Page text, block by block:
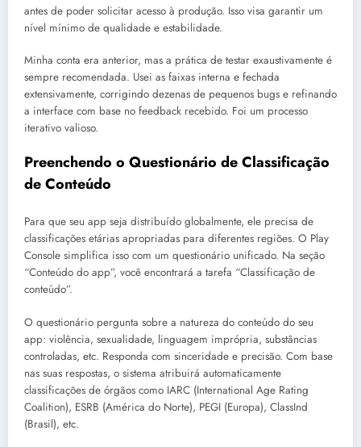
antes de poder solicitar acesso à produção. Isso visa garantir um
nível mínimo de qualidade e estabilidade.
Minha conta era anterior, mas a prática de testar exaustivamente é
sempre recomendada. Usei as faixas interna e fechada
extensivamente, corrigindo dezenas de pequenos bugs e refinando
a interface com base no feedback recebido. Foi um processo
iterativo valioso.
Preenchendo o Questionário de Classificação
de Conteúdo
Para que seu app seja distribuído globalmente, ele precisa de
classificações etárias apropriadas para diferentes regiões. O Play
Console simplifica isso com um questionário unificado. Na seção
“Conteúdo do app”, você encontrará a tarefa “Classificação de
conteúdo”.
O questionário pergunta sobre a natureza do conteúdo do seu
app: violência, sexualidade, linguagem imprópria, substâncias
controladas, etc. Responda com sinceridade e precisão. Com base
nas suas respostas, o sistema atribuirá automaticamente
classificações de órgãos como IARC (International Age Rating
Coalition), ESRB (América do Norte), PEGI (Europa), ClassInd
(Brasil), etc.